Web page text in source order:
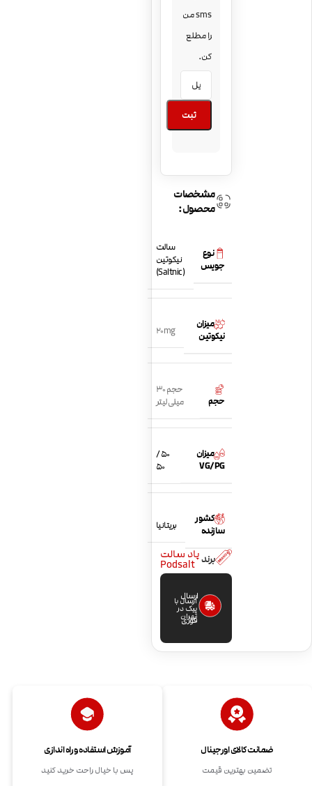
sms من
را مطلع
کن.
ثبت
مشخصات
محصول:
نوع
جویس
سالت
نیکوتین
(Saltnic)
میزان
نیکوتین
20mg
حجم
حجم 30
میلی لیتر
میزان
VG/PG
50 /
50
کشور
سازنده
بریتانیا
برندپاد سالت
Podsalt
ارسال
فوری
ارسال با
پیک در
تهران
ضمانت کالای اورجینال
تضمین بهترین قیمت
آموزش استفاده و راه اندازی
پس با خیال راحت خرید کنید